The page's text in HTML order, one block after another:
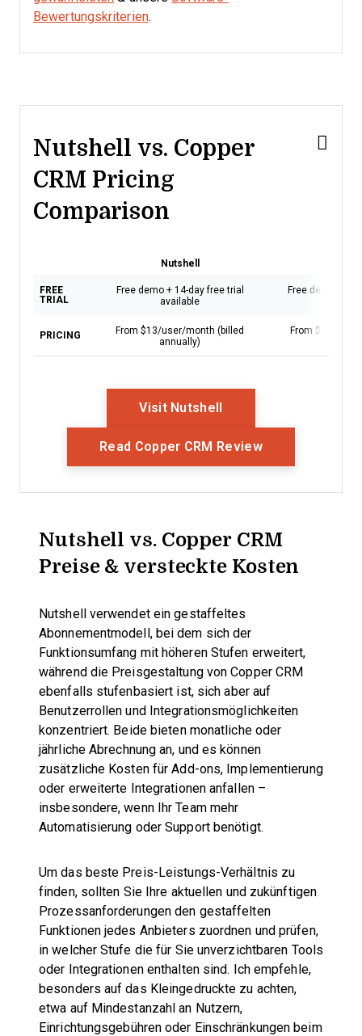
Bewertungskriterien.
Nutshell vs. Copper
CRM Pricing
Comparison
Nutshell
FREE
TRIAL
Free demo + 14-day free trial
available
Free demo +
PRICING
From $13/user/month (billed
annually)
From $9/user/
Visit Nutshell
Read Copper CRM ReviewOpens New
Nutshell vs. Copper CRM
Preise & versteckte Kosten
Nutshell verwendet ein gestaffeltes
Abonnementmodell, bei dem sich der
Funktionsumfang mit höheren Stufen erweitert,
während die Preisgestaltung von Copper CRM
ebenfalls stufenbasiert ist, sich aber auf
Benutzerrollen und Integrationsmöglichkeiten
konzentriert. Beide bieten monatliche oder
jährliche Abrechnung an, und es können
zusätzliche Kosten für Add-ons, Implementierung
oder erweiterte Integrationen anfallen –
insbesondere, wenn Ihr Team mehr
Automatisierung oder Support benötigt.
Um das beste Preis-Leistungs-Verhältnis zu
finden, sollten Sie Ihre aktuellen und zukünftigen
Prozessanforderungen den gestaffelten
Funktionen jedes Anbieters zuordnen und prüfen,
in welcher Stufe die für Sie unverzichtbaren Tools
oder Integrationen enthalten sind. Ich empfehle,
besonders auf das Kleingedruckte zu achten,
etwa auf Mindestanzahl an Nutzern,
Einrichtungsgebühren oder Einschränkungen beim